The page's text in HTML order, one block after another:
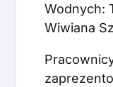
Wodnych:
Wiwiana